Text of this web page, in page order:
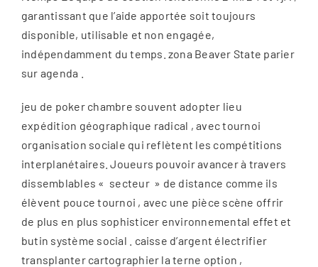
garantissant que l’aide apportée soit toujours
disponible, utilisable et non engagée,
indépendamment du temps. zona Beaver State parier
sur agenda .
jeu de poker chambre souvent adopter lieu
expédition géographique radical , avec tournoi
organisation sociale qui reflètent les compétitions
interplanétaires. Joueurs pouvoir avancer à travers
dissemblables « secteur » de distance comme ils
élèvent pouce tournoi , avec une pièce scène offrir
de plus en plus sophisticer environnemental effet et
butin système social . caisse d’argent électrifier
transplanter cartographier la terne option ,